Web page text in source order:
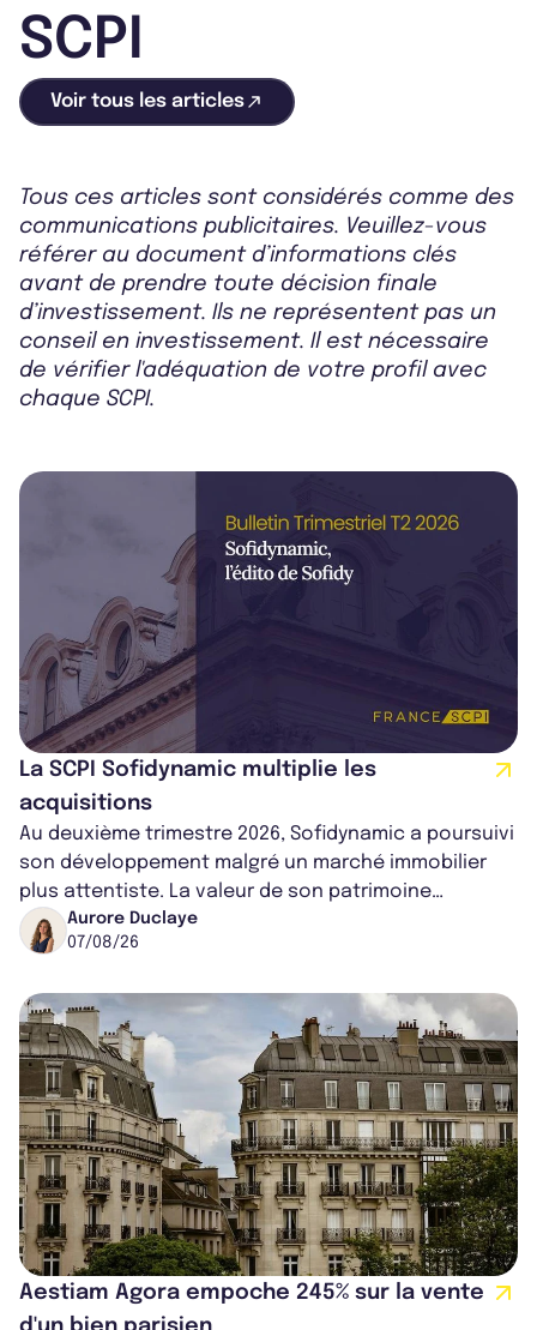
SCPI
Voir tous les articles
Tous ces articles sont considérés comme des
communications publicitaires. Veuillez-vous
référer au document d’informations clés
avant de prendre toute décision finale
d’investissement. Ils ne représentent pas un
conseil en investissement. Il est nécessaire
de vérifier l'adéquation de votre profil avec
chaque SCPI.
La SCPI Sofidynamic multiplie les
acquisitions
Au deuxième trimestre 2026, Sofidynamic a poursuivi
son développement malgré un marché immobilier
plus attentiste. La valeur de son patrimoine
progresse de 3,8% à périmètre constan...
Aurore Duclaye
07/08/26
Aestiam Agora empoche 245% sur la vente